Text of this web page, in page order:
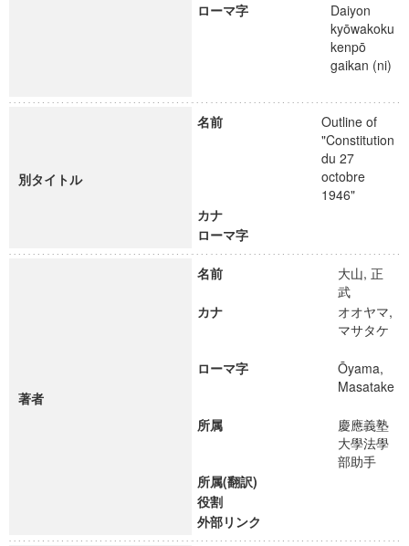
ローマ字
Daiyon
kyōwakoku
kenpō
gaikan (ni)
別タイトル
名前
Outline of
"Constitution
du 27
octobre
1946"
カナ
ローマ字
著者
名前
大山, 正
武
カナ
オオヤマ,
マサタケ
ローマ字
Ōyama,
Masatake
所属
慶應義塾
大學法學
部助手
所属(翻訳)
役割
外部リンク